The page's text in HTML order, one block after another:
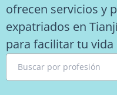
ofrecen servicios y
expatriados en
para facilitar tu
Buscar por profesión